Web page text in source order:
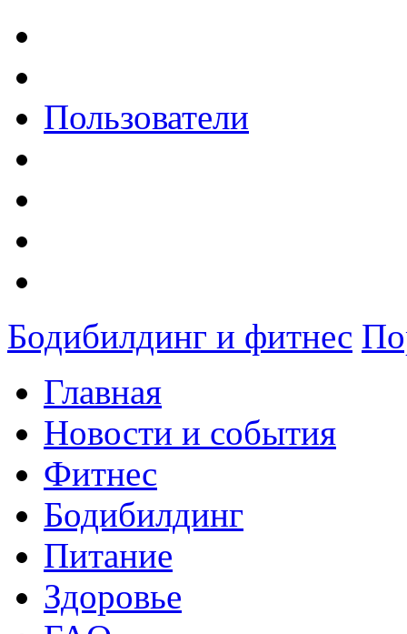
Пользователи
Бодибилдинг и фитнес
Главная
Новости и события
Фитнес
Бодибилдинг
Питание
Здоровье